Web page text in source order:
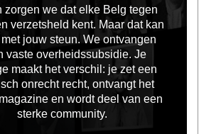
zorgen we dat elke Belg tegen
verzetsheld kent. Maar dat kan
jouw steun. We ontvangen
vaste overheidssubsidie. Je
maakt het verschil: je zet een
onrecht recht, ontvangt het
en wordt deel van een
sterke community.